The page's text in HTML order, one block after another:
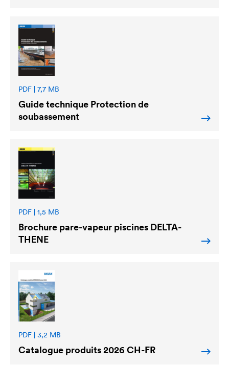
PDF | 7,7 MB
Guide technique Protection de
soubassement
PDF | 1,5 MB
Brochure pare-vapeur piscines DELTA-
THENE
PDF | 3,2 MB
Catalogue produits 2026 CH-FR